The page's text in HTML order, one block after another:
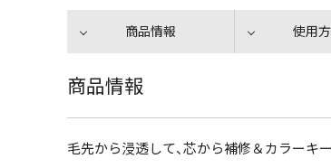
商品情報 使用
商品情報
毛先から浸透して、芯から補修＆カラーキ